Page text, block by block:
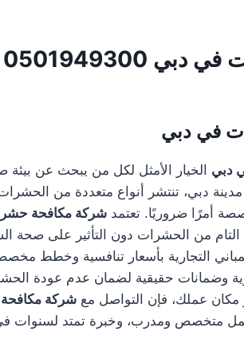
في دبي
دبي الخيار الأمثل لكل من يبحث عن
دبي، تنتشر أنواع متعددة من
أمرًا ضروريًا. تعتمدشركة مكافحة
التام من الحشرات دون التأثير على صحة
التجارية بأسعار تنافسية وخطط
وضمانات حقيقية لضمان عدم عودة
عملك، فإن التواصل معشركة
متخصص ومدرب، وخبرة تمتد لسنوات